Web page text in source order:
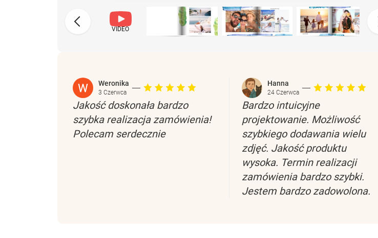
VIDEO
Weronika
3 Czerwca
Jakość doskonała bardzo
szybka realizacja zamówienia!
Polecam serdecznie
Hanna
24 Czerwca
Bardzo intuicyjne
projektowanie. Możliwość
szybkiego dodawania wielu
zdjęć. Jakość produktu
wysoka. Termin realizacji
zamówienia bardzo szybki.
Jestem bardzo zadowolona.